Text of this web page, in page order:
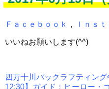
Ｆａｃｅｂｏｏｋ ， Ｉｎｓ
いいねお願いします(^^)
四万十川パックラフティン
12:30】ガイド：ヒーロー・